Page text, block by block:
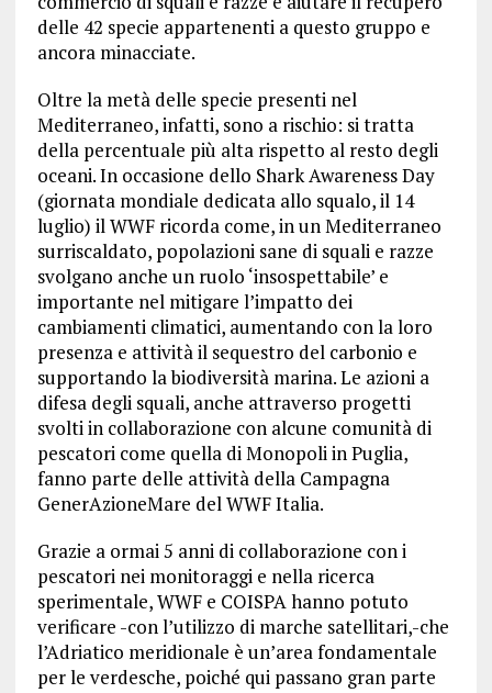
delle 42 specie appartenenti a questo gruppo e
ancora minacciate.
Oltre la metà delle specie presenti nel
Mediterraneo, infatti, sono a rischio: si tratta
della percentuale più alta rispetto al resto degli
oceani. In occasione dello Shark Awareness Day
(giornata mondiale dedicata allo squalo, il 14
luglio) il WWF ricorda come, in un Mediterraneo
surriscaldato, popolazioni sane di squali e razze
svolgano anche un ruolo ‘insospettabile’ e
importante nel mitigare l’impatto dei
cambiamenti climatici, aumentando con la loro
presenza e attività il sequestro del carbonio e
supportando la biodiversità marina. Le azioni a
difesa degli squali, anche attraverso progetti
svolti in collaborazione con alcune comunità di
pescatori come quella di Monopoli in Puglia,
fanno parte delle attività della Campagna
GenerAzioneMare del WWF Italia.
Grazie a ormai 5 anni di collaborazione con i
pescatori nei monitoraggi e nella ricerca
sperimentale, WWF e COISPA hanno potuto
verificare -con l’utilizzo di marche satellitari,-che
l’Adriatico meridionale è un’area fondamentale
per le verdesche, poiché qui passano gran parte